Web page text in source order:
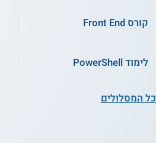
קורס המשחק הראשון שלי
מותאם לילדים
קורס Front End
לימוד PowerShell
כל המסלולים